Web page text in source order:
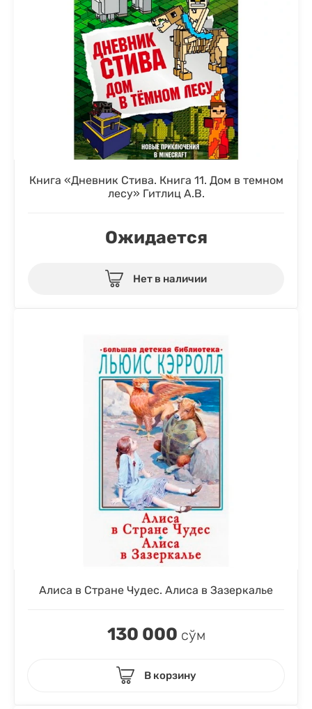
Книга «Дневник Стива. Книга 11. Дом в темном
лесу» Гитлиц А.В.
Ожидается
Нет в наличии
Алиса в Стране Чудес. Алиса в Зазеркалье
130 000 сўм
В корзину